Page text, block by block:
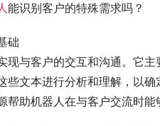
能识别客户的特殊需求吗？
础
现与客户的交互和沟通。它
些文本进行分析和理解，以
助机器人在与客户交流时能